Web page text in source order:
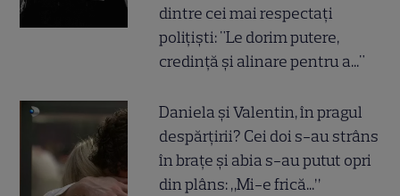
dintre cei mai respectați
polițiști: "Le dorim putere,
credință și alinare pentru a..."
Daniela și Valentin, în pragul
despărțirii? Cei doi s-au strâns
în brațe și abia s-au putut opri
din plâns: „Mi-e frică...”